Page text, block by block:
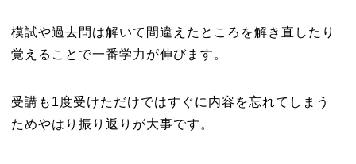
模試や過去問は解いて間違えたところを解き直したり
覚えることで一番学力が伸びます。
受講も1度受けただけではすぐに内容を忘れてしまう
ためやはり振り返りが大事です。